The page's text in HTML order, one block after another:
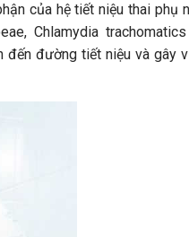
của hệ tiết niệu thai phụ
Chlamydia
đến đường tiết niệu và gây